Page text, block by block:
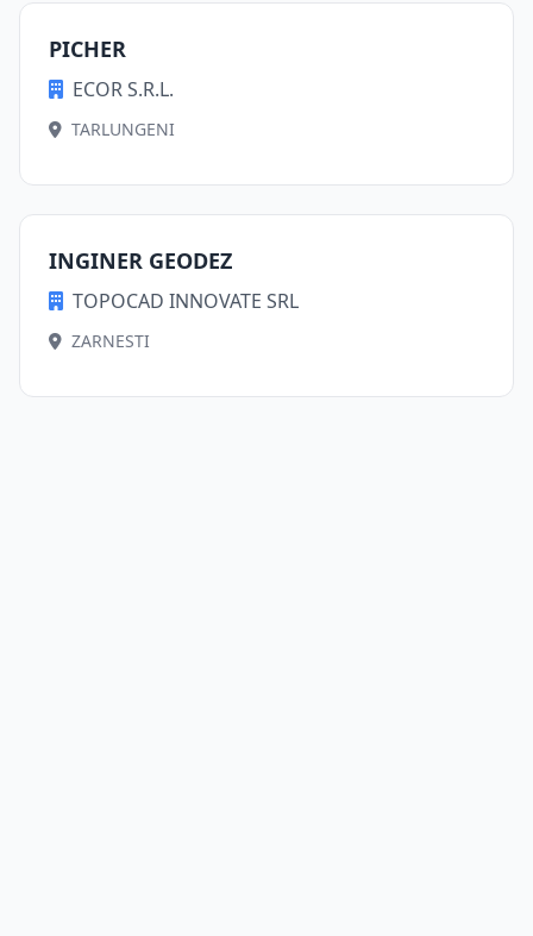
PICHER
ECOR S.R.L.
TARLUNGENI
INGINER GEODEZ
TOPOCAD INNOVATE SRL
ZARNESTI